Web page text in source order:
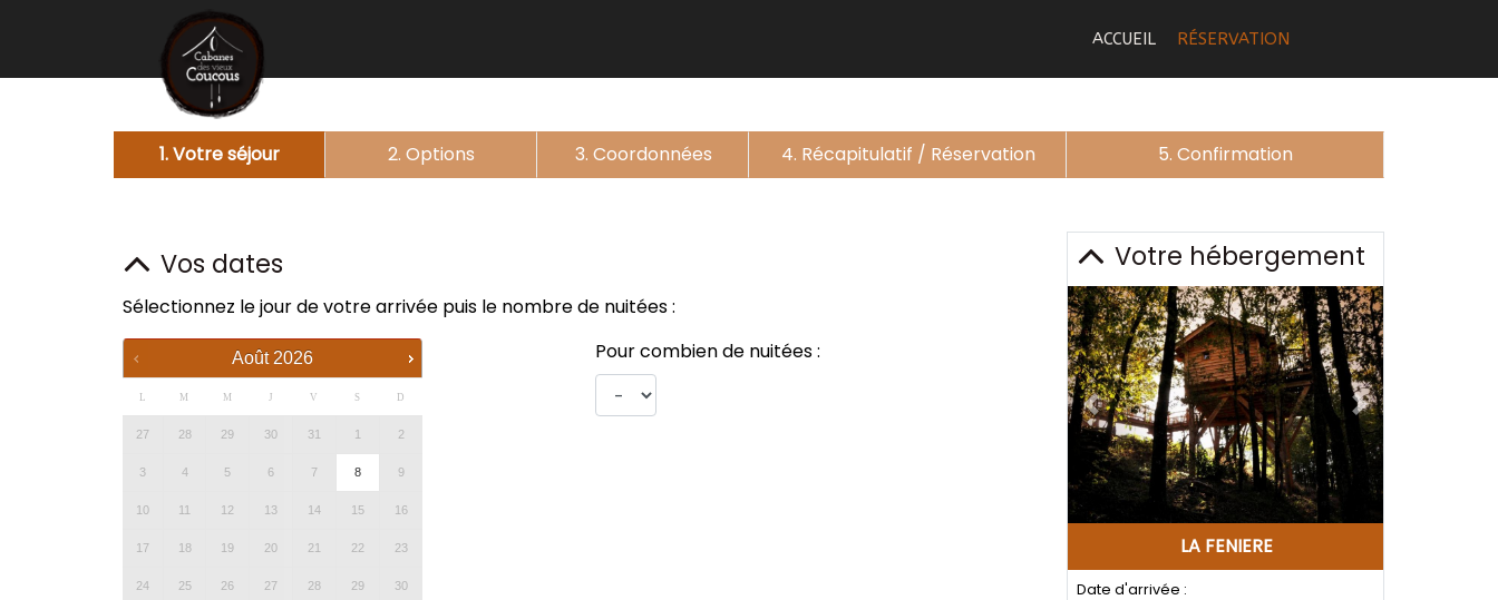
ACCUEIL RÉSERVATION
1. Votre séjour 2. Options 3. Coordonnées 4. Récapitulatif / Réservation 5. Confirmation
Vos dates
Sélectionnez le jour de votre arrivée puis le nombre de nuitées :
Août 2026
L M M J V S D
27 28 29 30 31 1 2
3 4 5 6 7 8 9
10 11 12 13 14 15 16
17 18 19 20 21 22 23
24 25 26 27 28 29 30
Pour combien de nuitées :
Votre hébergement
Previous Next
LA FENIERE
Date d'arrivée :